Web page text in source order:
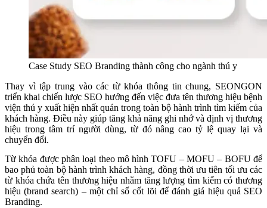
Case Study SEO Branding thành công cho ngành thú y
Thay vì tập trung vào các từ khóa thông tin chung, SEONGON
triển khai chiến lược SEO hướng đến việc đưa tên thương hiệu bệnh
viện thú y xuất hiện nhất quán trong toàn bộ hành trình tìm kiếm của
khách hàng. Điều này giúp tăng khả năng ghi nhớ và định vị thương
hiệu trong tâm trí người dùng, từ đó nâng cao tỷ lệ quay lại và
chuyển đổi.
Từ khóa được phân loại theo mô hình TOFU – MOFU – BOFU để
bao phủ toàn bộ hành trình khách hàng, đồng thời ưu tiên tối ưu các
từ khóa chứa tên thương hiệu nhằm tăng lượng tìm kiếm có thương
hiệu (brand search) – một chỉ số cốt lõi để đánh giá hiệu quả SEO
Branding.